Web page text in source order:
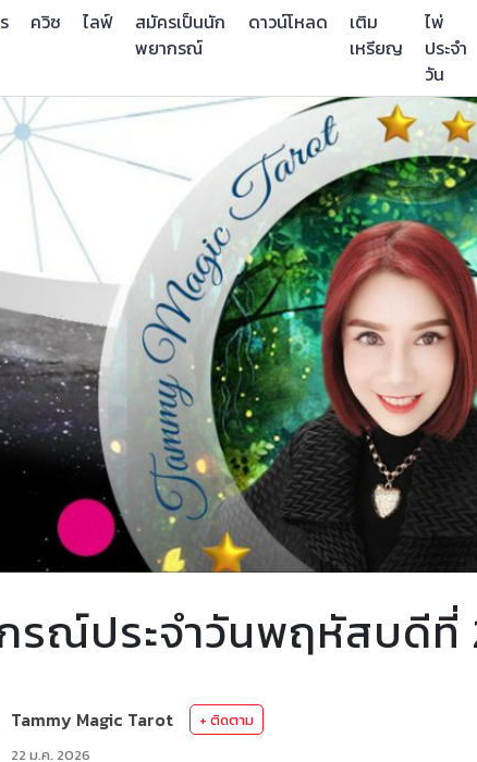
ควิซ ไลฟ์
สมัครเป็นนัก
พยากรณ์
ดาวน์โหลด
เติม
เหรียญ
ไพ่
ประจำ
วัน
รณ์ประจำวันพฤหัสบดีที่
Tammy Magic Tarot
+ ติดตาม
22 ม.ค. 2026